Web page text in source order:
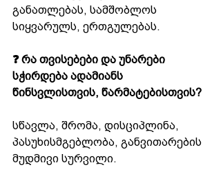
განათლებას, სამშობლოს
სიყვარულს, ერთგულებას.
❓ რა თვისებები და უნარები
სჭირდება ადამიანს
წინსვლისთვის, წარმატებისთვის?
სწავლა, შრომა, დისციპლინა,
პასუხისმგებლობა, განვითარების
მუდმივი სურვილი.